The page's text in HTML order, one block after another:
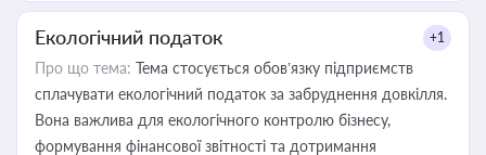
Екологічний податок +1
Про що тема: Тема стосується обов’язку підприємств
сплачувати екологічний податок за забруднення довкілля.
Вона важлива для екологічного контролю бізнесу,
формування фінансової звітності та дотримання